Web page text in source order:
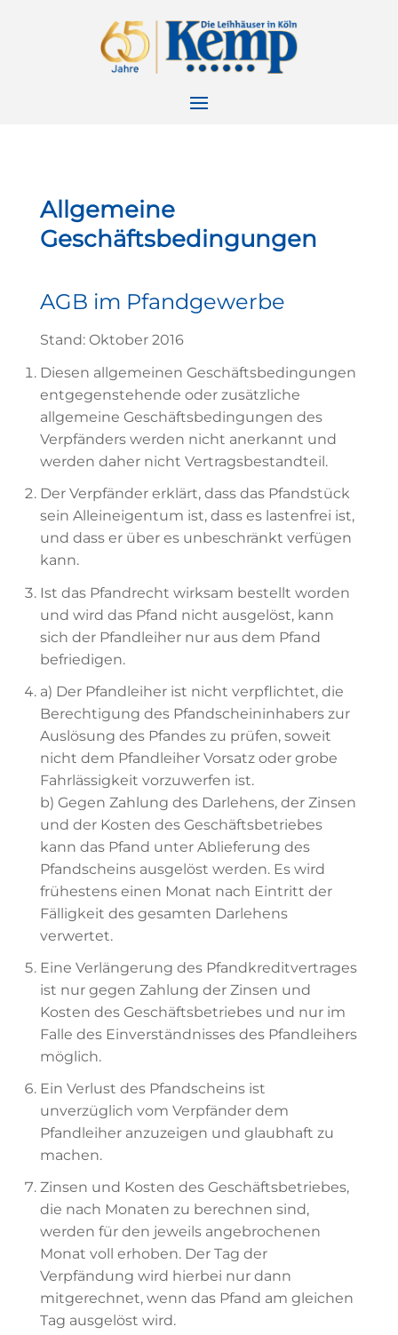
Allgemeine
Geschäftsbedingungen
AGB im Pfandgewerbe
Stand: Oktober 2016
Diesen allgemeinen Geschäftsbedingungen
entgegenstehende oder zusätzliche
allgemeine Geschäftsbedingungen des
Verpfänders werden nicht anerkannt und
werden daher nicht Vertragsbestandteil.
Der Verpfänder erklärt, dass das Pfandstück
sein Alleineigentum ist, dass es lastenfrei ist,
und dass er über es unbeschränkt verfügen
kann.
Ist das Pfandrecht wirksam bestellt worden
und wird das Pfand nicht ausgelöst, kann
sich der Pfandleiher nur aus dem Pfand
befriedigen.
a) Der Pfandleiher ist nicht verpflichtet, die
Berechtigung des Pfandscheininhabers zur
Auslösung des Pfandes zu prüfen, soweit
nicht dem Pfandleiher Vorsatz oder grobe
Fahrlässigkeit vorzuwerfen ist.
b) Gegen Zahlung des Darlehens, der Zinsen
und der Kosten des Geschäftsbetriebes
kann das Pfand unter Ablieferung des
Pfandscheins ausgelöst werden. Es wird
frühestens einen Monat nach Eintritt der
Fälligkeit des gesamten Darlehens
verwertet.
Eine Verlängerung des Pfandkreditvertrages
ist nur gegen Zahlung der Zinsen und
Kosten des Geschäftsbetriebes und nur im
Falle des Einverständnisses des Pfandleihers
möglich.
Ein Verlust des Pfandscheins ist
unverzüglich vom Verpfänder dem
Pfandleiher anzuzeigen und glaubhaft zu
machen.
Zinsen und Kosten des Geschäftsbetriebes,
die nach Monaten zu berechnen sind,
werden für den jeweils angebrochenen
Monat voll erhoben. Der Tag der
Verpfändung wird hierbei nur dann
mitgerechnet, wenn das Pfand am gleichen
Tag ausgelöst wird.